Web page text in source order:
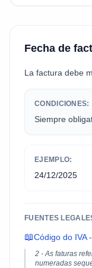
Fecha de
La factura debe
CONDICIONES:
Siempre
EJEMPLO:
24/12/2025
FUENTES
📖Código do IVA
2 - As faturas
numeradas